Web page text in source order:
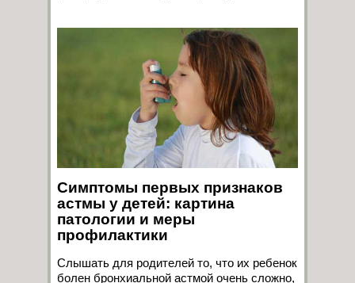
Симптомы первых признаков
астмы у детей: картина
патологии и меры
профилактики
Слышать для родителей то, что их ребенок
болен бронхиальной астмой очень сложно,